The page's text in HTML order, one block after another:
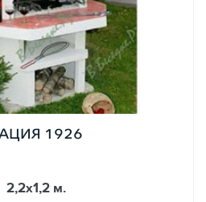
1926
2,2х1,2 м.